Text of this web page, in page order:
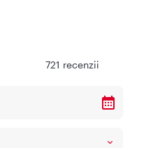
721 recenzii